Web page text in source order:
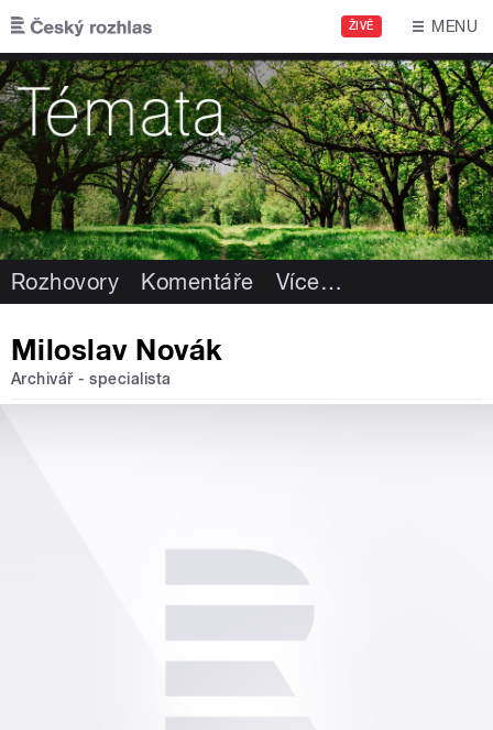
Přejít k hlavnímu obsahu
ŽIVĚ MENU
Rozhovory Komentáře Více…
Miloslav Novák
Archivář - specialista